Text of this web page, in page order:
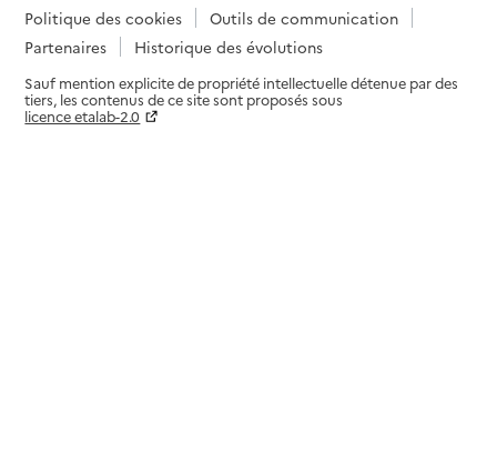
Politique des cookies
Outils de communication
Partenaires
Historique des évolutions
Sauf mention explicite de propriété intellectuelle détenue par des
tiers, les contenus de ce site sont proposés sous
licence etalab-2.0